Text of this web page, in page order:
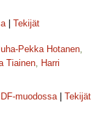
| Tekijät
Pekka Hotanen,
Tiainen, Harri
muodossa| Tekijät